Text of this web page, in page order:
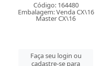
Código: 164480
Embalagem: Venda CX\16
Master CX\16
Faça seu login ou
cadastre-se para